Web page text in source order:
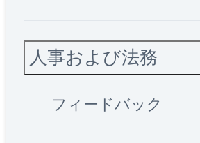
人事および法務
フィードバック